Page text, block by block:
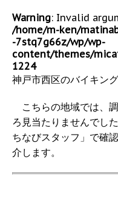
Warning: Invalid
/home/m-ken/
-7stq7g66z/wp/wp-
content/themes/
1224
神戸市西区のバイキン
こちらの地域では、
ろ見当たりませんでし
ちなびスタッフ」で確
介します。